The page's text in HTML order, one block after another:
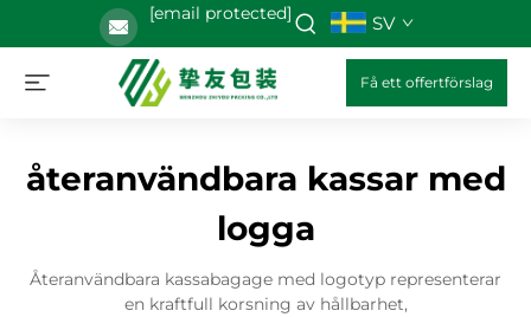
[email protected] SV
Få ett offertförslag
återanvändbara kassar med
logga
Återanvändbara kassabagage med logotyp representerar
en kraftfull korsning av hållbarhet,